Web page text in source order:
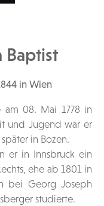
Baptist
in Wien
am 08. Mai 1778 in
und Jugend war er
in Bozen.
er in Innsbruck ein
ehe ab 1801 in
bei Georg Joseph
studierte.